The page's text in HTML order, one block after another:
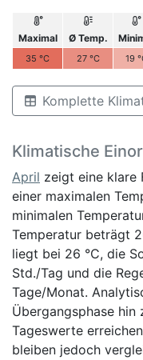
Maximal Ø Temp.
35 °C 27 °C 19
Komplette
Klimatische
April zeigt eine klare
einer maximalen
minimalen
Temperatur beträgt
liegt bei 26 °C, die
Std./Tag und die
Tage/Monat.
Übergangsphase hin
Tageswerte
bleiben jedoch